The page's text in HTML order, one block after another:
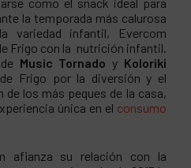
como el snack ideal para
la temporada más calurosa
variedad infantil, Evercom
Frigo con la nutrición infantil.
Music Tornadoy Koloriki
Frigo por la diversión y el
los más peques de la casa,
única en el consumo
afianza su relación con la